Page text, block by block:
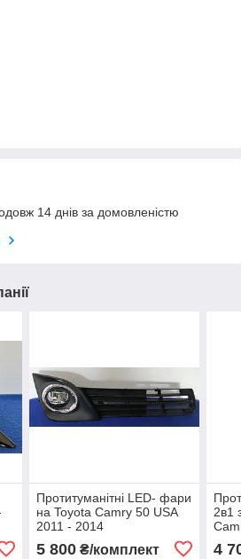
14 днів за домовленістю
Протитуманітні LED- фари
на Toyota Camry 50 USA
2011 - 2014
5 800₴/комплект
2в1
4